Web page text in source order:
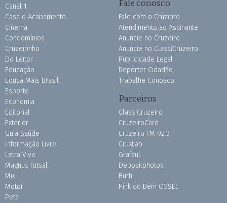
Canal 1
Casa e Acabamento
Cinema
Condomínios
Cruzeirinho
Do Leitor
Educação
Educa Mais Brasil
Esporte
Economia
Editorial
Exterior
Guia Saúde
Informação Livre
Letra Viva
Magnus Futsal
Mix
Motor
Pets
Fale conosco
Fale com o Cruzeiro
Atendimento ao Assinante
Anuncie no Cruzeiro
Anuncie no ClassiCruzeiro
Publicidade Legal
Repórter Cidadão
Trabalhe Conosco
Parceiros
ClassiCruzeiro
CruzeiroCard
Cruzeiro FM 92.3
CruxLab
Grafsul
Depositphotos
Burh
Pink do Bem OSSEL